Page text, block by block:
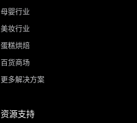
母婴行业
美妆行业
蛋糕烘焙
百货商场
更多解决方案
资源支持